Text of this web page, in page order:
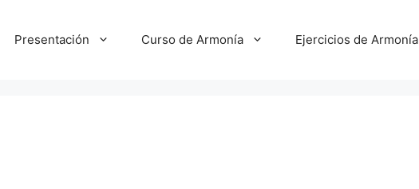
Presentación Curso de Armonía Ejercicios de Armonía